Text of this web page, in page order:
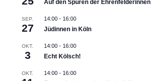
Auf den Spuren der Ehrenfelderinnen
SEP.
27
14:00- 16:00
Jüdinnen in Köln
OKT.
3
14:00- 16:00
Echt Kölsch!
OKT. 14:00- 16:00